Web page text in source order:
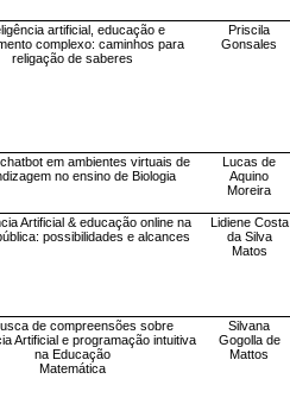
artificial, educação e
complexo: caminhos para
religação de saberes
Priscila
Gonsales
em ambientes virtuais de
no ensino de Biologia
Lucas de
Aquino
Moreira
Artificial & educação online na
possibilidades e alcances
Lidiene Costa
da Silva
Matos
de compreensões sobre
Artificial e programação intuitiva
na Educação
Matemática
Silvana
Gogolla de
Mattos